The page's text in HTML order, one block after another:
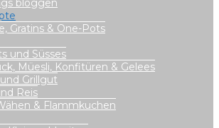
bloggen
Gratins & One-Pots
und Süsses
Müesli, Konfitüren & Gelees
Grillgut
Reis
& Flammkuchen